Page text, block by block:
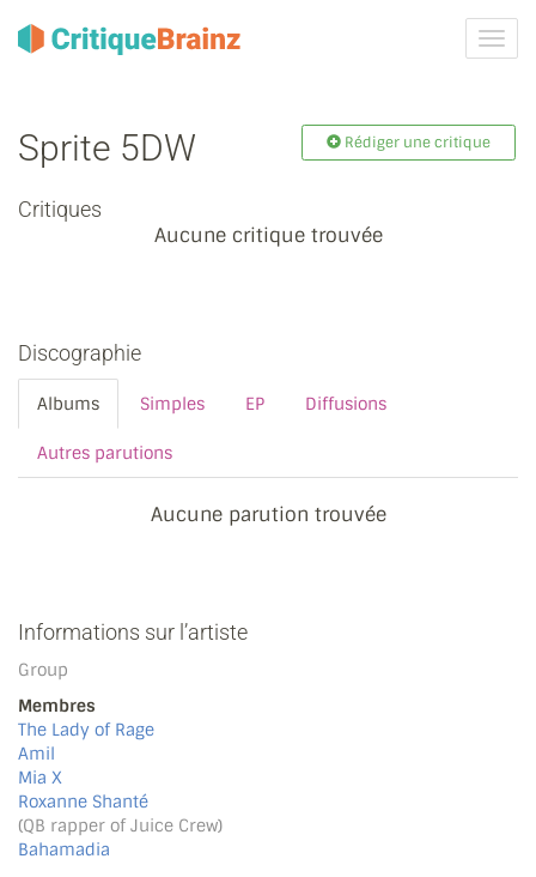
la
Sprite 5DW Rédiger une critique
Critiques
Aucune critique trouvée
Discographie
Albums Simples EP Diffusions
Autres parutions
Aucune parution trouvée
Informations sur l’artiste
Group
Membres
The Lady of Rage
Amil
Mia X
Roxanne Shanté
(QB rapper of Juice Crew)
Bahamadia